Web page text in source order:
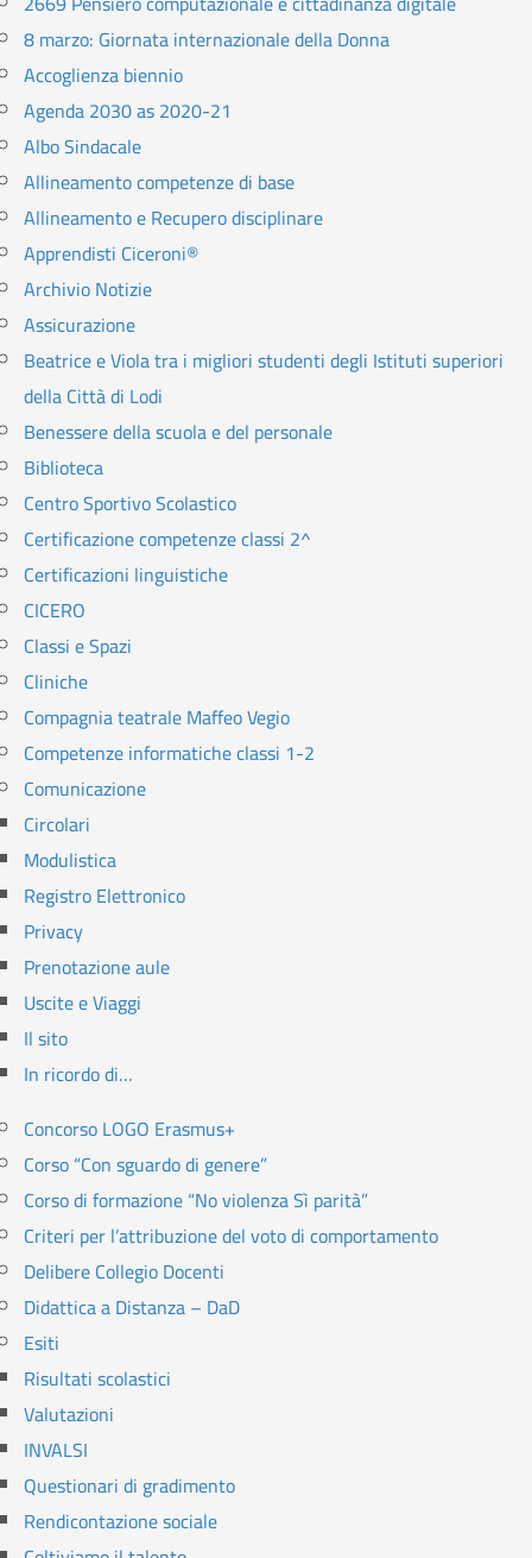
8 marzo: Giornata internazionale della Donna
Accoglienza biennio
Agenda 2030 as 2020-21
Albo Sindacale
Allineamento competenze di base
Allineamento e Recupero disciplinare
Apprendisti Ciceroni®
Archivio Notizie
Assicurazione
Beatrice e Viola tra i migliori studenti degli Istituti superiori
della Città di Lodi
Benessere della scuola e del personale
Biblioteca
Centro Sportivo Scolastico
Certificazione competenze classi 2^
Certificazioni linguistiche
CICERO
Classi e Spazi
Cliniche
Compagnia teatrale Maffeo Vegio
Competenze informatiche classi 1-2
Comunicazione
Circolari
Modulistica
Registro Elettronico
Privacy
Prenotazione aule
Uscite e Viaggi
Il sito
In ricordo di…
Concorso LOGO Erasmus+
Corso “Con sguardo di genere”
Corso di formazione “No violenza Sì parità”
Criteri per l’attribuzione del voto di comportamento
Delibere Collegio Docenti
Didattica a Distanza – DaD
Esiti
Risultati scolastici
Valutazioni
INVALSI
Questionari di gradimento
Rendicontazione sociale